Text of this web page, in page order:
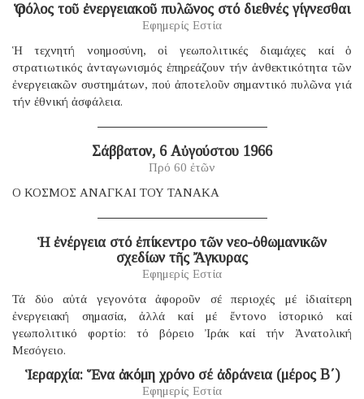
Ὁ ρόλος τοῦ ἐνεργειακοῦ πυλῶνος στό διεθνές γίγνεσθαι
Εφημερίς Εστία
Ἡ τεχνητή νοημοσύνη, οἱ γεωπολιτικές διαμάχες καί ὁ
στρατιωτικός ἀνταγωνισμός ἐπηρεάζουν τήν ἀνθεκτικότητα τῶν
ἐνεργειακῶν συστημάτων, πού ἀποτελοῦν σημαντικό πυλῶνα γιά
τήν ἐθνική ἀσφάλεια.
Σάββατον, 6 Αὐγούστου 1966
Πρό 60 ἐτῶν
Ο ΚΟΣΜΟΣ ΑΝΑΓΚΑΙ ΤΟΥ ΤΑΝΑΚΑ
Ἡ ἐνέργεια στό ἐπίκεντρο τῶν νεο-ὀθωμανικῶν
σχεδίων τῆς Ἄγκυρας
Εφημερίς Εστία
Τά δύο αὐτά γεγονότα ἀφοροῦν σέ περιοχές μέ ἰδιαίτερη
ἐνεργειακή σημασία, ἀλλά καί μέ ἔντονο ἱστορικό καί
γεωπολιτικό φορτίο: τό βόρειο Ἰράκ καί τήν Ἀνατολική
Μεσόγειο.
Ἱεραρχία: Ἕνα ἀκόμη χρόνο σέ ἀδράνεια (μέρος B΄)
Εφημερίς Εστία